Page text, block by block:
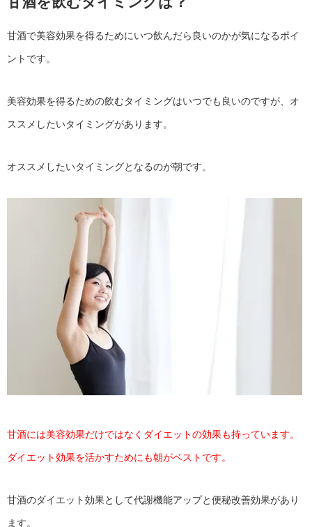
甘酒で美容効果を得るためにいつ飲んだら良いのかが気になるポイ
ントです。
美容効果を得るための飲むタイミングはいつでも良いのですが、オ
ススメしたいタイミングがあります。
オススメしたいタイミングとなるのが朝です。
甘酒には美容効果だけではなくダイエットの効果も持っています。
ダイエット効果を活かすためにも朝がベストです。
甘酒のダイエット効果として代謝機能アップと便秘改善効果があり
ます。